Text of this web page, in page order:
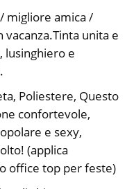
migliore amica /
unita e
lusinghiero e
Poliestere, Questo
confortevole,
e sexy,
(applica
office top per feste)